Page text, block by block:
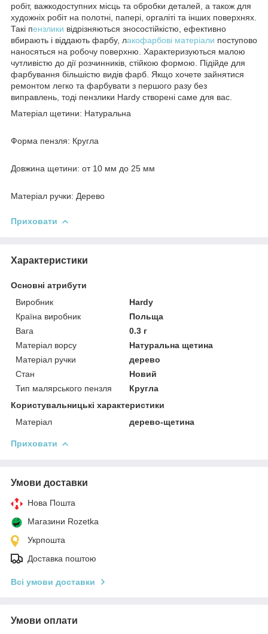
робіт, важкодоступних місць та обробки деталей, а також для
художніх робіт на полотні, папері, оргаліті та інших поверхнях.
Такі пензлики відрізняються зносостійкістю, ефективно
вбирають і віддають фарбу, лакофарбові матеріали поступово
наносяться на робочу поверхню. Характеризуються малою
чутливістю до дії розчинників, стійкою формою. Підійде для
фарбування більшістю видів фарб. Якщо хочете зайнятися
ремонтом легко та фарбувати з першого разу без
виправлень, тоді пензлики Hardy створені саме для вас.
Матеріал щетини: Натуральна
Форма пензля: Кругла
Довжина щетини: от 10 мм до 25 мм
Матеріал ручки: Дерево
Приховати
Характеристики
Основні атрибути
Виробник
Hardy
Країна виробник
Польща
Вага
0.3 г
Матеріал ворсу
Натуральна щетина
Матеріал ручки
дерево
Стан
Новий
Тип малярського пензля
Кругла
Користувальницькі характеристики
Матеріал
дерево-щетина
Приховати
Умови доставки
Нова Пошта
Магазини Rozetka
Укрпошта
Доставка поштою
Всі умови доставки
Умови оплати